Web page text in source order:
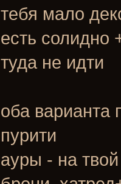
тебя мало
есть солидно
туда не идти
оба варианта
пурити
ауры - на